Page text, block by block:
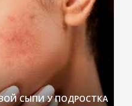
СЫПИ У ПОДРОСТКА